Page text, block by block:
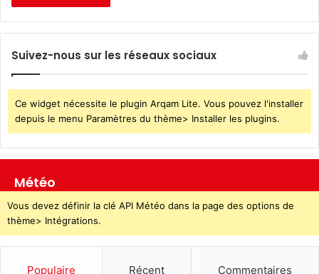
Suivez-nous sur les réseaux sociaux
Ce widget nécessite le plugin Arqam Lite. Vous pouvez l'installer
depuis le menu Paramètres du thème> Installer les plugins.
Météo
Vous devez définir la clé API Météo dans la page des options de
thème> Intégrations.
Populaire Récent Commentaires